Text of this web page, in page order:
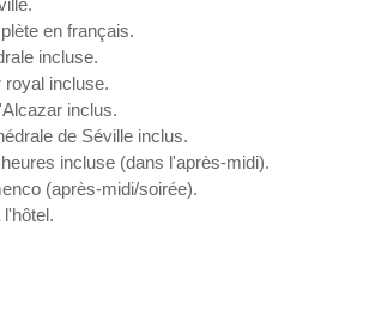
en français.
incluse.
incluse.
inclus.
de Séville inclus.
incluse (dans l'après-midi).
(après-midi/soirée).